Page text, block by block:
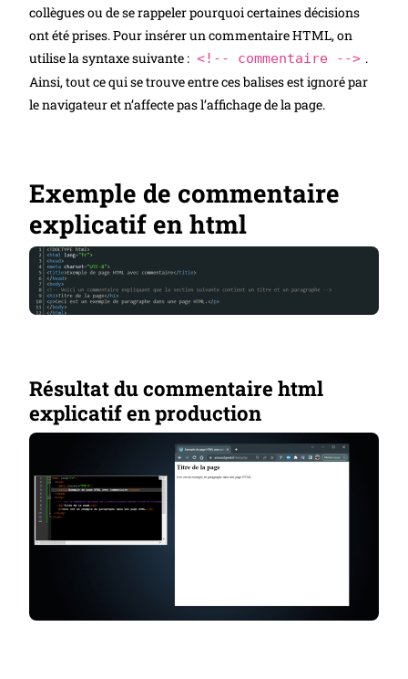
collègues ou de se rappeler pourquoi certaines décisions
ont été prises. Pour insérer un commentaire HTML, on
utilise la syntaxe suivante : <!-- commentaire --> .
Ainsi, tout ce qui se trouve entre ces balises est ignoré par
le navigateur et n’affecte pas l’affichage de la page.
Exemple de commentaire
explicatif en html
Résultat du commentaire html
explicatif en production